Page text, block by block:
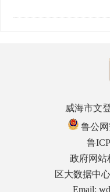
威海市文
鲁公网
鲁
政府网站
区大数据中
Email: